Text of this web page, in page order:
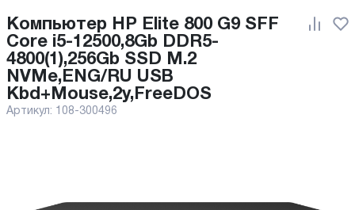
Компьютер HP Elite 800 G9 SFF
Core i5-12500,8Gb DDR5-
4800(1),256Gb SSD M.2
NVMe,ENG/RU USB
Kbd+Mouse,2y,FreeDOS
Артикул: 108-300496